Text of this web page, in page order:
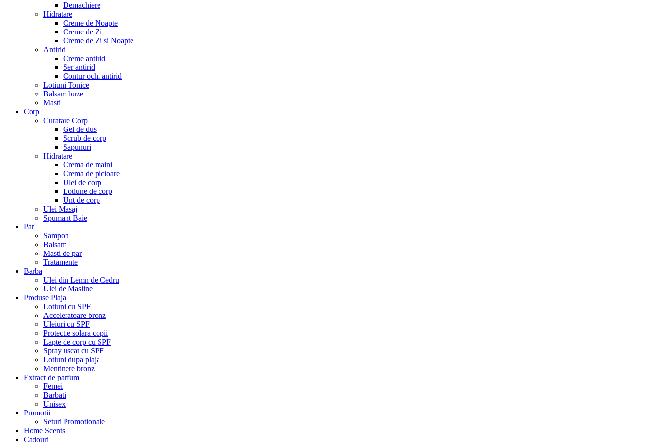
Demachiere
Hidratare
Creme de Noapte
Creme de Zi
Creme de Zi si Noapte
Antirid
Creme antirid
Ser antirid
Contur ochi antirid
Lotiuni Tonice
Balsam buze
Masti
Corp
Curatare Corp
Gel de dus
Scrub de corp
Sapunuri
Hidratare
Crema de maini
Crema de picioare
Ulei de corp
Lotiune de corp
Unt de corp
Ulei Masaj
Spumant Baie
Par
Sampon
Balsam
Masti de par
Tratamente
Barba
Ulei din Lemn de Cedru
Ulei de Masline
Produse Plaja
Lotiuni cu SPF
Acceleratoare bronz
Uleiuri cu SPF
Protectie solara copii
Lapte de corp cu SPF
Spray uscat cu SPF
Lotiuni dupa plaja
Mentinere bronz
Extract de parfum
Femei
Barbati
Unisex
Promotii
Seturi Promotionale
Home Scents
Cadouri